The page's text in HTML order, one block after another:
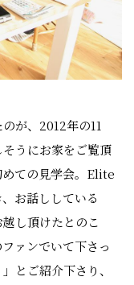
が、2012年の11
うにお家をご覧頂
めての見学会。Elite
お話ししている
し頂けたとのこ
ァンでいて下さっ
とご紹介下さり、